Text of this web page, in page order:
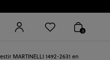
0
MARTINELLI 1492-2631 en